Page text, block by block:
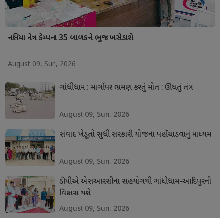
નલિયા નેત્ર કેમ્પના 35 બાળકને ભુજ ખસેડાશે
August 09, Sun, 2026
ગાંધીધામ : માર્ગો પર ભ્રમણ કરતું મોત : ઊંઘતું તંત્ર
August 09, Sun, 2026
સંવાદ ખેડૂતો સુધી સરકારી યોજના પહોંચાડવાનું માધ્યમ
August 09, Sun, 2026
ડીપીએ એસઆરસીના સહયોગથી ગાંધીધામ-આદિપુરનો
વિકાસ થશે
August 09, Sun, 2026